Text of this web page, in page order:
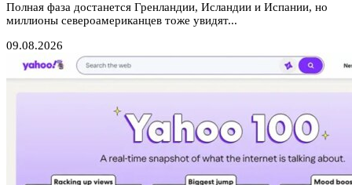
Полная фаза достанется Гренландии, Исландии и Испании, но
миллионы североамериканцев тоже увидят...
09.08.2026